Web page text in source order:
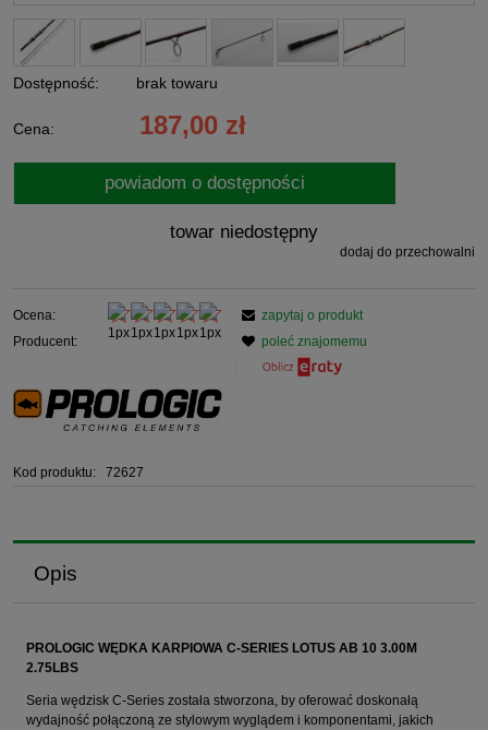
Dostępność: brak towaru
Cena: 187,00 zł
powiadom o dostępności
towar niedostępny
dodaj do przechowalni
Ocena:
Producent:
Kod produktu: 72627
zapytaj o produkt
poleć znajomemu
Opis
PROLOGIC WĘDKA KARPIOWA C-SERIES LOTUS AB 10 3.00M
2.75LBS
Seria wędzisk C-Series została stworzona, by oferować doskonałą
wydajność połączoną ze stylowym wyglądem i komponentami, jakich